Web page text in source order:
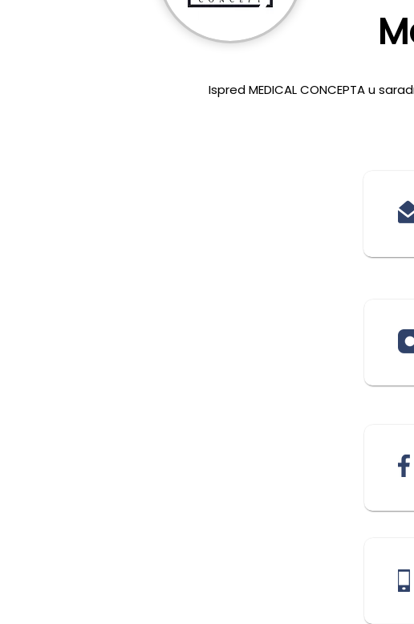
Ispred MEDICAL CONCEPTA u